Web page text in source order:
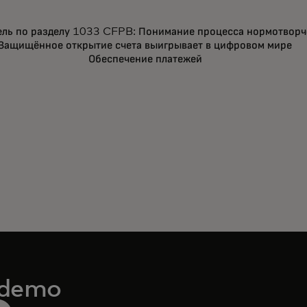
по разделу
Понимание
по разделу 1033 CFPB: Понимание процесса
открытие счета выигрывает в цифровом мире
Обеспечение платежей